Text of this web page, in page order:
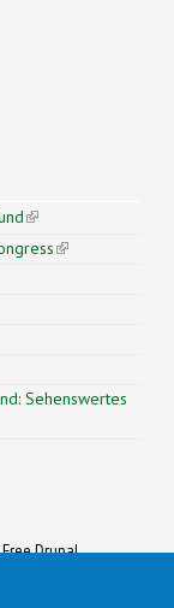
external)
(link is
external)
(link is
Sehenswertes
Drupal
by